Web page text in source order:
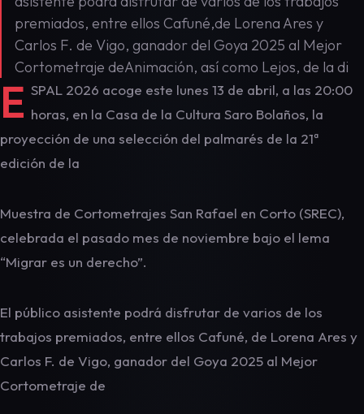
premiados, entre ellos Cafuné,de Lorena Ares y
Carlos F. de Vigo, ganador del Goya 2025 al Mejor
Cortometraje deAnimación, así como Lejos, de la di
E SPAL 2026 acoge este lunes 13 de abril, a las 20:00
horas, en la Casa de la Cultura Saro Bolaños, la
proyección de una selección del palmarés de la 21ª
edición de la
Muestra de Cortometrajes San Rafael en Corto (SREC),
celebrada el pasado mes de noviembre bajo el lema
“Migrar es un derecho”.
El público asistente podrá disfrutar de varios de los
trabajos premiados, entre ellos Cafuné, de Lorena Ares y
Carlos F. de Vigo, ganador del Goya 2025 al Mejor
Cortometraje de